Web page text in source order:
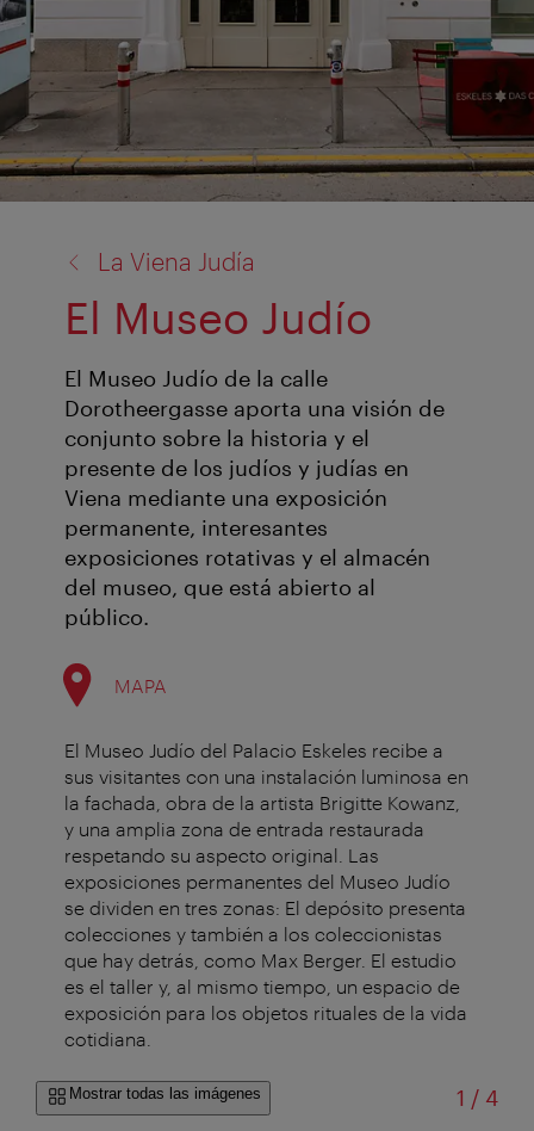
La Viena Judía
El Museo Judío
El Museo Judío de la calle
Dorotheergasse aporta una visión de
conjunto sobre la historia y el
presente de los judíos y judías en
Viena mediante una exposición
permanente, interesantes
exposiciones rotativas y el almacén
del museo, que está abierto al
público.
MAPA
El Museo Judío del Palacio Eskeles recibe a
sus visitantes con una instalación luminosa en
la fachada, obra de la artista Brigitte Kowanz,
y una amplia zona de entrada restaurada
respetando su aspecto original. Las
exposiciones permanentes del Museo Judío
se dividen en tres zonas: El depósito presenta
colecciones y también a los coleccionistas
que hay detrás, como Max Berger. El estudio
es el taller y, al mismo tiempo, un espacio de
exposición para los objetos rituales de la vida
cotidiana.
Mostrar todas las imágenes 1 /de
4